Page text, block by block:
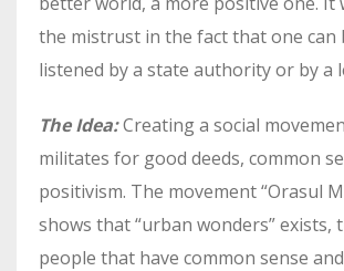
the mistrust in the fact that one can
listened by a state authority or by a
The Idea:Creating a social
militates for good deeds, common
positivism. The movement “Orasul
shows that “urban wonders” exists,
people that have common sense